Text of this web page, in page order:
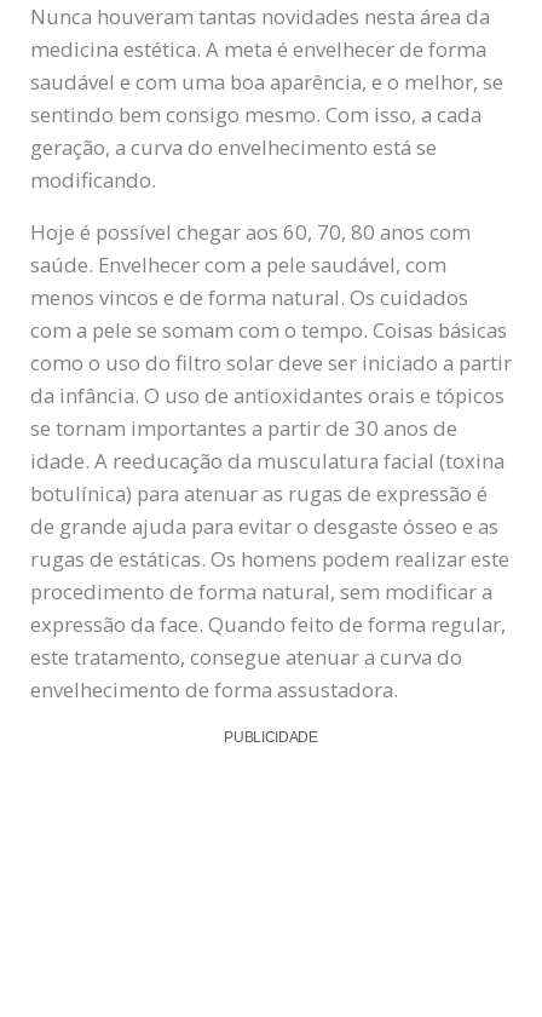
Nunca houveram tantas novidades nesta área da
medicina estética. A meta é envelhecer de forma
saudável e com uma boa aparência, e o melhor, se
sentindo bem consigo mesmo. Com isso, a cada
geração, a curva do envelhecimento está se
modificando.
Hoje é possível chegar aos 60, 70, 80 anos com
saúde. Envelhecer com a pele saudável, com
menos vincos e de forma natural. Os cuidados
com a pele se somam com o tempo. Coisas básicas
como o uso do filtro solar deve ser iniciado a partir
da infância. O uso de antioxidantes orais e tópicos
se tornam importantes a partir de 30 anos de
idade. A reeducação da musculatura facial (toxina
botulínica) para atenuar as rugas de expressão é
de grande ajuda para evitar o desgaste ósseo e as
rugas de estáticas. Os homens podem realizar este
procedimento de forma natural, sem modificar a
expressão da face. Quando feito de forma regular,
este tratamento, consegue atenuar a curva do
envelhecimento de forma assustadora.
PUBLICIDADE